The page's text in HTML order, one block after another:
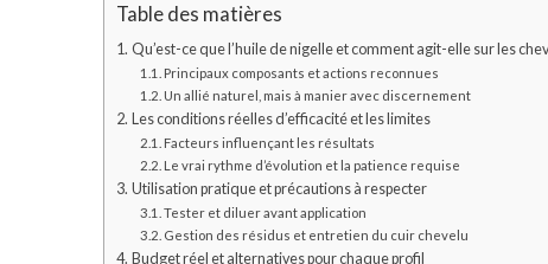
Table des matières
Qu’est-ce que l’huile de nigelle et comment agit-elle sur les
Principaux composants et actions reconnues
Un allié naturel, mais à manier avec discernement
Les conditions réelles d’efficacité et les limites
Facteurs influençant les résultats
Le vrai rythme d’évolution et la patience requise
Utilisation pratique et précautions à respecter
Tester et diluer avant application
Gestion des résidus et entretien du cuir chevelu
Budget réel et alternatives pour chaque profil